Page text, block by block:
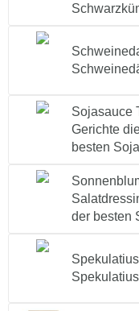
Sojasauce
Gerichte
besten
der besten